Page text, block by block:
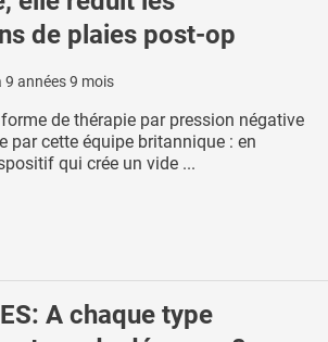
de plaies post-op
9 années 9 mois
forme de thérapie par pression négative
par cette équipe britannique : en
qui crée un vide ...
A chaque type